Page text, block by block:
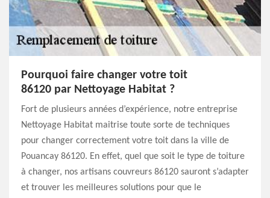
Pourquoi faire changer votre toit
86120 par Nettoyage Habitat ?
Fort de plusieurs années d’expérience, notre entreprise
Nettoyage Habitat maitrise toute sorte de techniques
pour changer correctement votre toit dans la ville de
Pouancay 86120. En effet, quel que soit le type de toiture
à changer, nos artisans couvreurs 86120 sauront s’adapter
et trouver les meilleures solutions pour que le